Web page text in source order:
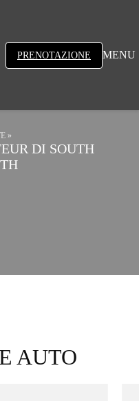
PRENOTAZIONE MENU
»
DI SOUTH
AUTO